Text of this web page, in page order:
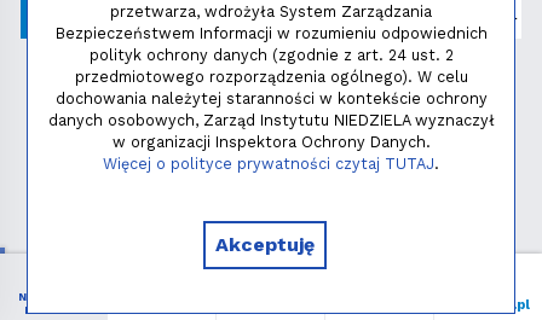
Polityka prywatności
Copyright © 2026 - Instytut NIEDZIELA
NIEZBĘDNIK
KATOLIKA
niedziela.pl
przetwarza, wdrożyła System Zarządzania
Bezpieczeństwem Informacji w rozumieniu odpowiednich
polityk ochrony danych (zgodnie z art. 24 ust. 2
przedmiotowego rozporządzenia ogólnego). W celu
dochowania należytej staranności w kontekście ochrony
danych osobowych, Zarząd Instytutu NIEDZIELA wyznaczył
w organizacji Inspektora Ochrony Danych.
Więcej o polityce prywatności czytaj TUTAJ.
Akceptuję